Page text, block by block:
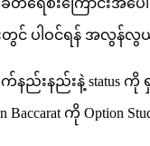
စီးကြောင်းအပေါ်
းတွင် ပါဝင်ရန် အလွ
းနည်းနဲ့ status
ကို Option